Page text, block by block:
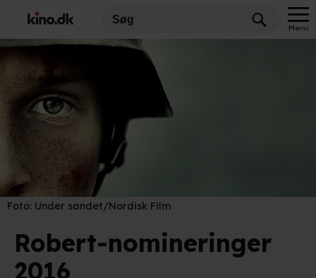
Menu
Foto: Under sandet/Nordisk Film
Robert-nomineringer
2016